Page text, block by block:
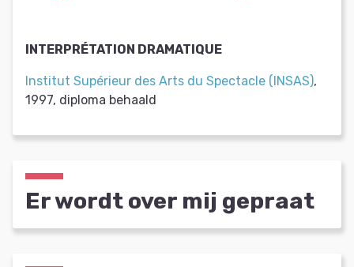
INTERPRÉTATION DRAMATIQUE
Institut Supérieur des Arts du Spectacle (INSAS),
1997, diploma behaald
Er wordt over mij gepraat